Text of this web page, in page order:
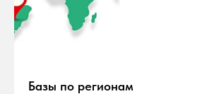
Базы по регионам